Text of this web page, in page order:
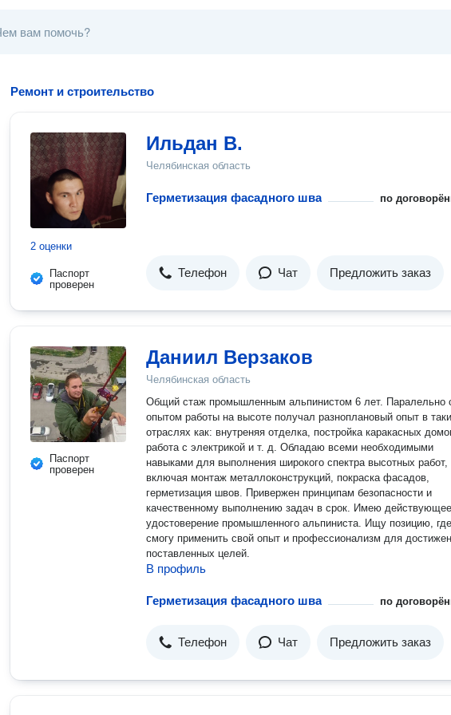
Ремонт и строительство
2 оценки
Паспорт
проверен
Ильдан В.
Челябинская область
Герметизация фасадного шва по
Телефон Чат Предложить заказ
Паспорт
проверен
Даниил Верзаков
Челябинская область
Общий стаж промышленным альпинистом 6 лет. Паралельно
опытом работы на высоте получал разноплановый опыт в
отраслях как: внутреняя отделка, постройка каракасных
работа с электрикой и т. д. Обладаю всеми необходимыми
навыками для выполнения широкого спектра высотных работ,
включая монтаж металлоконструкций, покраска фасадов,
герметизация швов. Привержен принципам безопасности и
качественному выполнению задач в срок. Имею действующее
удостоверение промышленного альпиниста. Ищу позицию, где
смогу применить свой опыт и профессионализм для
поставленных целей.
В профиль
Герметизация фасадного шва по
Телефон Чат Предложить заказ